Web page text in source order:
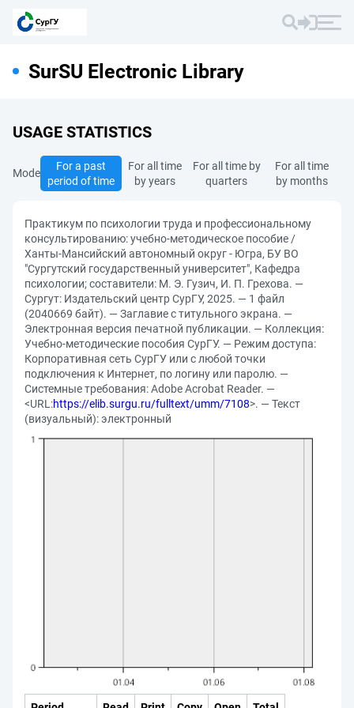
SurSU Electronic Library
USAGE STATISTICS
Mode
For a past
period of time
For all time
by years
For all time by
quarters
For all time
by months
Практикум по психологии труда и профессиональному
консультированию: учебно-методическое пособие /
Ханты-Мансийский автономный округ - Югра, БУ ВО
"Сургутский государственный университет", Кафедра
психологии; составители: М. Э. Гузич, И. П. Грехова. —
Сургут: Издательский центр СурГУ, 2025. — 1 файл
(2040669 байт). — Заглавие с титульного экрана. —
Электронная версия печатной публикации. — Коллекция:
Учебно-методические пособия СурГУ. — Режим доступа:
Корпоративная сеть СурГУ или с любой точки
подключения к Интернет, по логину или паролю. —
Системные требования: Adobe Acrobat Reader. —
<URL:https://elib.surgu.ru/fulltext/umm/7108>. — Текст
(визуальный): электронный